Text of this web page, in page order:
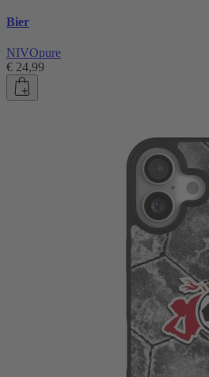
Bier
NIVOpure
€ 24,99